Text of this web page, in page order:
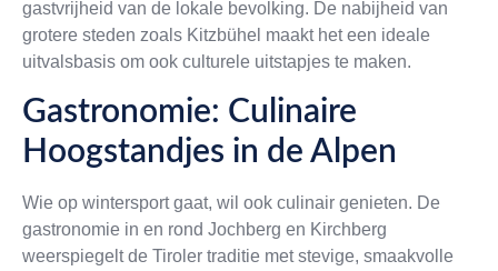
gastvrijheid van de lokale bevolking. De nabijheid van
grotere steden zoals Kitzbühel maakt het een ideale
uitvalsbasis om ook culturele uitstapjes te maken.
Gastronomie: Culinaire
Hoogstandjes in de Alpen
Wie op wintersport gaat, wil ook culinair genieten. De
gastronomie in en rond Jochberg en Kirchberg
weerspiegelt de Tiroler traditie met stevige, smaakvolle